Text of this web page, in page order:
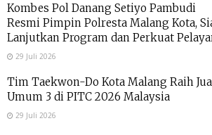
Kombes Pol Danang Setiyo Pambudi
Resmi Pimpin Polresta Malang Kota,
Lanjutkan Program dan Perkuat
29 Juli 2026
Tim Taekwon-Do Kota Malang Raih
Umum 3 di PITC 2026 Malaysia
29 Juli 2026